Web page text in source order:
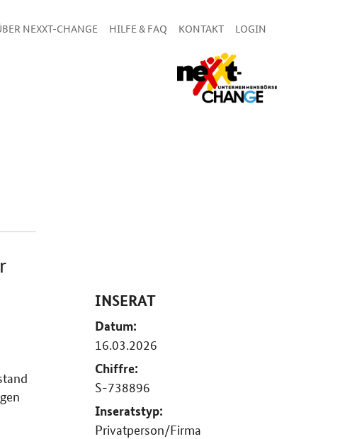
NEXXT-CHANGE HILFE & FAQ KONTAKT LOGIN
INSERAT
Datum:
16.03.2026
Chiffre:
S-738896
Inseratstyp:
Privatperson/Firma